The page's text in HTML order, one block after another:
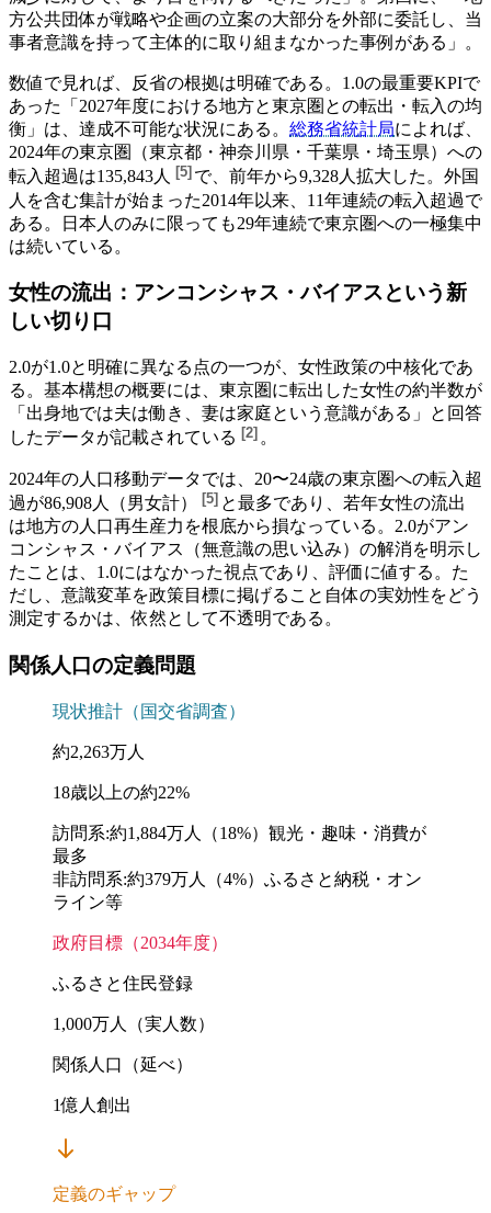
方公共団体が戦略や企画の立案の大部分を外部に委託し、当
事者意識を持って主体的に取り組まなかった事例がある」。
数値で見れば、反省の根拠は明確である。1.0の最重要KPIで
あった「2027年度における地方と東京圏との転出・転入の均
衡」は、達成不可能な状況にある。 総務省統計局によれば、
2024年の東京圏（東京都・神奈川県・千葉県・埼玉県）への
転入超過は135,843人 [5] で、前年から9,328人拡大した。外国
人を含む集計が始まった2014年以来、11年連続の転入超過で
ある。日本人のみに限っても29年連続で東京圏への一極集中
は続いている。
女性の流出：アンコンシャス・バイアスという新
しい切り口
2.0が1.0と明確に異なる点の一つが、女性政策の中核化であ
る。基本構想の概要には、東京圏に転出した女性の約半数が
「出身地では夫は働き、妻は家庭という意識がある」と回答
したデータが記載されている [2] 。
2024年の人口移動データでは、20〜24歳の東京圏への転入超
過が86,908人（男女計） [5] と最多であり、若年女性の流出
は地方の人口再生産力を根底から損なっている。2.0がアン
コンシャス・バイアス（無意識の思い込み）の解消を明示し
たことは、1.0にはなかった視点であり、評価に値する。た
だし、意識変革を政策目標に掲げること自体の実効性をどう
測定するかは、依然として不透明である。
関係人口の定義問題
現状推計（国交省調査）
約2,263万人
18歳以上の約22%
訪問系:約1,884万人（18%） 観光・趣味・消費が
最多
非訪問系:約379万人（4%） ふるさと納税・オン
ライン等
政府目標（2034年度）
ふるさと住民登録
1,000万人（実人数）
関係人口（延べ）
1億人創出
定義のギャップ